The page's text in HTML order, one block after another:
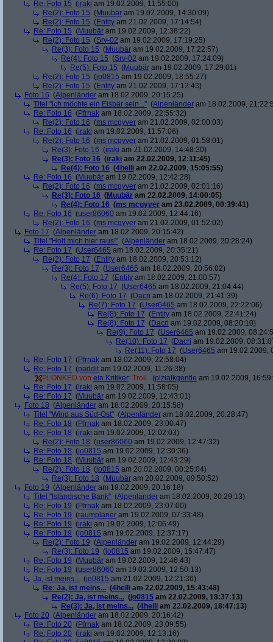
Re: Foto 15 (iraki am 19.02.2009, 11:55:00)
Re(2): Foto 15 (Muubär am 19.02.2009, 14:30:09)
Re(2): Foto 15 (Entity am 21.02.2009, 17:14:54)
Re: Foto 15 (Muubär am 19.02.2009, 12:38:22)
Re(2): Foto 15 (Srv-02 am 19.02.2009, 17:19:25)
Re(3): Foto 15 (Muubär am 19.02.2009, 17:22:57)
Re(4): Foto 15 (Srv-02 am 19.02.2009, 17:24:09)
Re(5): Foto 15 (Muubär am 19.02.2009, 17:29:01)
Re(2): Foto 15 (jo0815 am 19.02.2009, 18:55:27)
Re(2): Foto 15 (Entity am 21.02.2009, 17:12:43)
Foto 16 (Alpenländer am 18.02.2009, 20:15:25)
Titel "ich möchte ein Eisbär sein..." (Alpenländer am 18.02.2009,
Re: Foto 16 (Pfrnak am 18.02.2009, 22:55:32)
Re(2): Foto 16 (ms mcgyver am 21.02.2009, 02:00:03)
Re: Foto 16 (iraki am 19.02.2009, 11:57:06)
Re(2): Foto 16 (ms mcgyver am 21.02.2009, 01:58:01)
Re(3): Foto 16 (iraki am 21.02.2009, 14:48:30)
Re(3): Foto 16 (iraki am 22.02.2009, 12:11:45)
Re(4): Foto 16 (4helli am 22.02.2009, 15:05:55)
Re: Foto 16 (Muubär am 19.02.2009, 12:42:28)
Re(2): Foto 16 (ms mcgyver am 21.02.2009, 02:01:16)
Re(3): Foto 16 (Muubär am 22.02.2009, 14:00:05)
Re(4): Foto 16 (ms mcgyver am 23.02.2009, 00:39:41)
Re: Foto 16 (user86060 am 19.02.2009, 12:44:16)
Re(2): Foto 16 (ms mcgyver am 21.02.2009, 01:52:02)
Foto 17 (Alpenländer am 18.02.2009, 20:15:42)
Titel "Holt mich hier raus!" (Alpenländer am 18.02.2009, 20:28:24)
Re: Foto 17 (User6465 am 18.02.2009, 20:35:21)
Re(2): Foto 17 (Entity am 18.02.2009, 20:53:12)
Re(3): Foto 17 (User6465 am 18.02.2009, 20:56:02)
Re(4): Foto 17 (Entity am 18.02.2009, 21:00:57)
Re(5): Foto 17 (User6465 am 18.02.2009, 21:04:44)
Re(6): Foto 17 (Dacri am 18.02.2009, 21:41:39)
Re(7): Foto 17 (User6465 am 18.02.2009, 22:22:06)
Re(8): Foto 17 (Entity am 18.02.2009, 22:41:24)
Re(8): Foto 17 (Dacri am 19.02.2009, 08:20:10)
Re(9): Foto 17 (User6465 am 19.02.2009,
Re(10): Foto 17 (Dacri am 19.02.2009,
Re(11): Foto 17 (User6465 am 19.02.2009,
Re: Foto 17 (Pfrnak am 18.02.2009, 22:58:04)
Re: Foto 17 (paddit am 19.02.2009, 11:26:38)
PLONKED von ein Kritiker: Troll (plztalkgentle am 19.02.2009,
Re: Foto 17 (iraki am 19.02.2009, 11:58:05)
Re: Foto 17 (Muubär am 19.02.2009, 12:43:01)
Foto 18 (Alpenländer am 18.02.2009, 20:15:58)
Titel "Wind aus Süd-Ost" (Alpenländer am 18.02.2009, 20:28:47)
Re: Foto 18 (Pfrnak am 18.02.2009, 23:00:47)
Re: Foto 18 (iraki am 19.02.2009, 12:02:03)
Re(2): Foto 18 (user86060 am 19.02.2009, 12:47:32)
Re: Foto 18 (jo0815 am 19.02.2009, 12:30:36)
Re: Foto 18 (Muubär am 19.02.2009, 12:43:29)
Re(2): Foto 18 (jo0815 am 20.02.2009, 00:25:04)
Re(3): Foto 18 (Muubär am 20.02.2009, 09:50:52)
Foto 19 (Alpenländer am 18.02.2009, 20:16:18)
Titel "Isländische Bank" (Alpenländer am 18.02.2009, 20:29:13)
Re: Foto 19 (Pfrnak am 18.02.2009, 23:07:00)
Re: Foto 19 (raumplaner am 19.02.2009, 07:33:48)
Re: Foto 19 (iraki am 19.02.2009, 12:06:49)
Re: Foto 19 (jo0815 am 19.02.2009, 12:37:17)
Re(2): Foto 19 (Alpenländer am 19.02.2009, 12:44:29)
Re(3): Foto 19 (jo0815 am 19.02.2009, 15:47:47)
Re: Foto 19 (Muubär am 19.02.2009, 12:46:43)
Re: Foto 19 (user86060 am 19.02.2009, 12:50:13)
Ja, ist meins... (jo0815 am 21.02.2009, 12:21:36)
Re: Ja, ist meins... (4helli am 22.02.2009, 15:43:48)
Re(2): Ja, ist meins... (jo0815 am 22.02.2009, 18:37:13)
Re(3): Ja, ist meins... (4helli am 22.02.2009, 18:47:13)
Foto 20 (Alpenländer am 18.02.2009, 20:16:42)
Re: Foto 20 (Pfrnak am 18.02.2009, 23:09:55)
Re: Foto 20 (iraki am 19.02.2009, 12:13:16)